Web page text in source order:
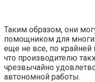
Таким образом, они
помощником для
еще не все, по крайней
что производителю
чрезвычайно
автономной работы.